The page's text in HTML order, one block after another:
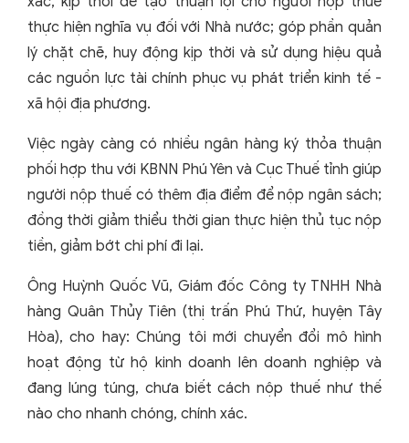
thực hiện nghĩa vụ đối với Nhà nước; góp phần quản
lý chặt chẽ, huy động kịp thời và sử dụng hiệu quả
các nguồn lực tài chính phục vụ phát triển kinh tế -
xã hội địa phương.
Việc ngày càng có nhiều ngân hàng ký thỏa thuận
phối hợp thu với KBNN Phú Yên và Cục Thuế tỉnh giúp
người nộp thuế có thêm địa điểm để nộp ngân sách;
đồng thời giảm thiểu thời gian thực hiện thủ tục nộp
tiền, giảm bớt chi phí đi lại.
Ông Huỳnh Quốc Vũ, Giám đốc Công ty TNHH Nhà
hàng Quân Thủy Tiên (thị trấn Phú Thứ, huyện Tây
Hòa), cho hay: Chúng tôi mới chuyển đổi mô hình
hoạt động từ hộ kinh doanh lên doanh nghiệp và
đang lúng túng, chưa biết cách nộp thuế như thế
nào cho nhanh chóng, chính xác.